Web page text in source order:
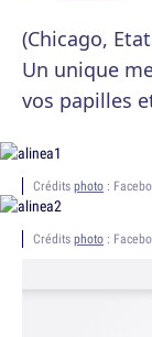
(Chicago,
Un unique
vos papilles
Crédits photo :
Crédits photo :